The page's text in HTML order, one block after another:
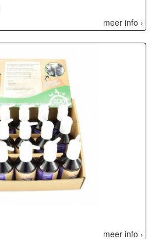
meer info ›
meer info ›